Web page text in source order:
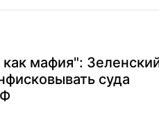
мафия":
суда